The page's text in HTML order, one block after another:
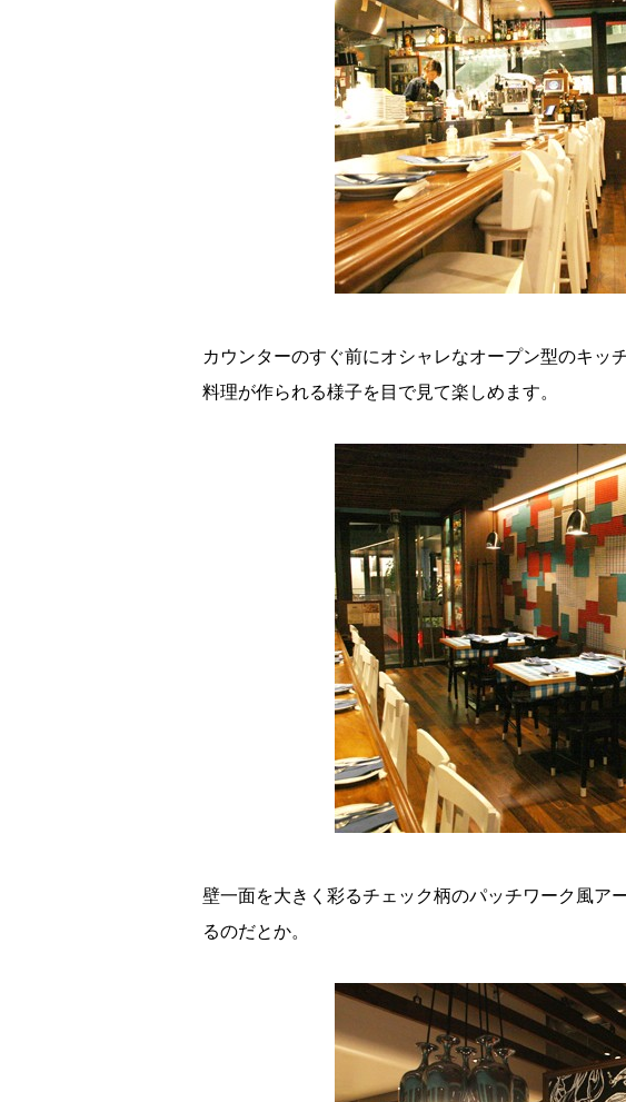
カウンターのすぐ前にオシャレなオープン型のキッチ
料理が作られる様子を目で見て楽しめます。
壁一面を大きく彩るチェック柄のパッチワーク風ア
るのだとか。